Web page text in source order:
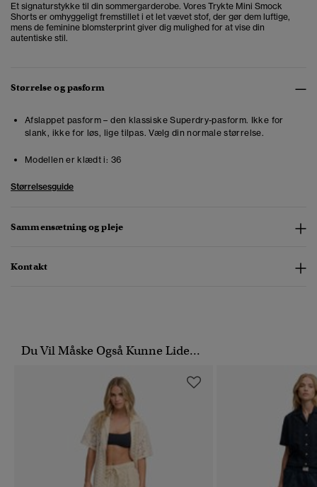
Et signaturstykke til din sommergarderobe. Vores Trykte Mini Smock
Shorts er omhyggeligt fremstillet i et let vævet stof, der gør dem luftige,
mens de feminine blomsterprint giver dig mulighed for at vise din
autentiske stil.
Størrelse og pasform
Afslappet pasform – den klassiske Superdry-pasform. Ikke for
slank, ikke for løs, lige tilpas. Vælg din normale størrelse.
Modellen er klædt i: 36
Størrelsesguide
Sammensætning og pleje
Kontakt
Du Vil Måske Også Kunne Lide...